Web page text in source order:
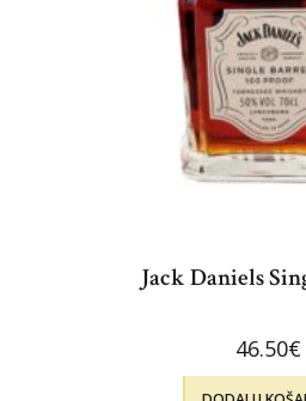
Jack Daniels
46.50€